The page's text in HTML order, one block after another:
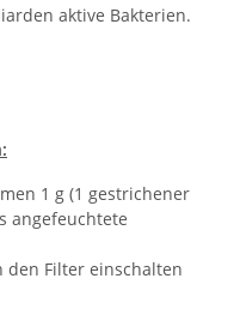
aktive Bakterien.
1 g (1 gestrichener
angefeuchtete
den Filter einschalten